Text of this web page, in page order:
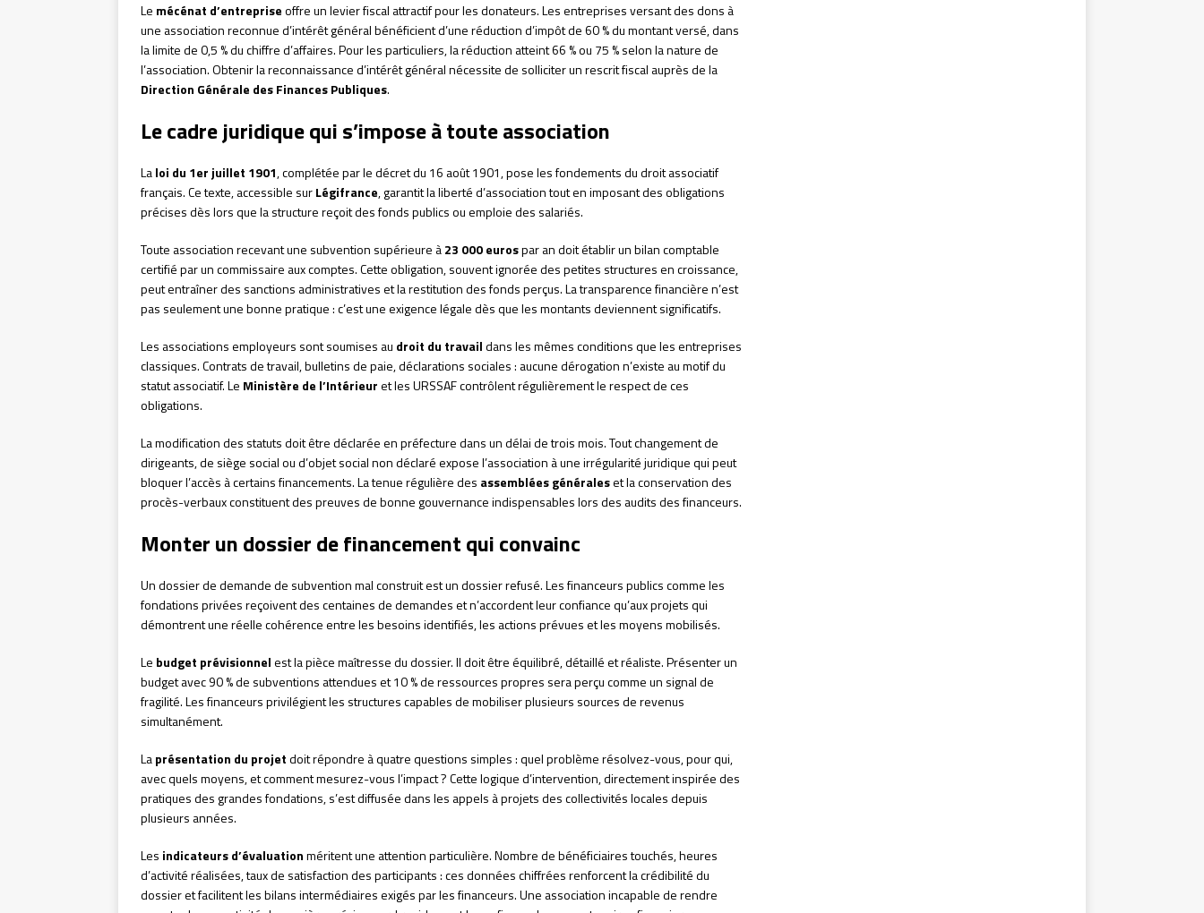
Le mécénat d’entrepriseoffre un levier fiscal attractif pour les donateurs. Les entreprises versant des dons à
une association reconnue d’intérêt général bénéficient d’une réduction d’impôt de 60 % du montant versé, dans
la limite de 0,5 % du chiffre d’affaires. Pour les particuliers, la réduction atteint 66 % ou 75 % selon la nature de
l’association. Obtenir la reconnaissance d’intérêt général nécessite de solliciter un rescrit fiscal auprès de la
Direction Générale des Finances Publiques.
Le cadre juridique qui s’impose à toute association
Laloi du 1er juillet 1901, complétée par le décret du 16 août 1901, pose les fondements du droit associatif
français. Ce texte, accessible surLégifrance, garantit la liberté d’association tout en imposant des obligations
précises dès lors que la structure reçoit des fonds publics ou emploie des salariés.
Toute association recevant une subvention supérieure à23 000 eurospar an doit établir un bilan comptable
certifié par un commissaire aux comptes. Cette obligation, souvent ignorée des petites structures en croissance,
peut entraîner des sanctions administratives et la restitution des fonds perçus. La transparence financière n’est
pas seulement une bonne pratique : c’est une exigence légale dès que les montants deviennent significatifs.
Les associations employeurs sont soumises au droit du travaildans les mêmes conditions que les entreprises
classiques. Contrats de travail, bulletins de paie, déclarations sociales : aucune dérogation n’existe au motif du
statut associatif. Le Ministère de l’Intérieuret les URSSAF contrôlent régulièrement le respect de ces
obligations.
La modification des statuts doit être déclarée en préfecture dans un délai de trois mois. Tout changement de
dirigeants, de siège social ou d’objet social non déclaré expose l’association à une irrégularité juridique qui peut
bloquer l’accès à certains financements. La tenue régulière des assemblées généraleset la conservation des
procès-verbaux constituent des preuves de bonne gouvernance indispensables lors des audits des financeurs.
Monter un dossier de financement qui convainc
Un dossier de demande de subvention mal construit est un dossier refusé. Les financeurs publics comme les
fondations privées reçoivent des centaines de demandes et n’accordent leur confiance qu’aux projets qui
démontrent une réelle cohérence entre les besoins identifiés, les actions prévues et les moyens mobilisés.
Le budget prévisionnelest la pièce maîtresse du dossier. Il doit être équilibré, détaillé et réaliste. Présenter un
budget avec 90 % de subventions attendues et 10 % de ressources propres sera perçu comme un signal de
fragilité. Les financeurs privilégient les structures capables de mobiliser plusieurs sources de revenus
simultanément.
Laprésentation du projetdoit répondre à quatre questions simples : quel problème résolvez-vous, pour qui,
avec quels moyens, et comment mesurez-vous l’impact ? Cette logique d’intervention, directement inspirée des
pratiques des grandes fondations, s’est diffusée dans les appels à projets des collectivités locales depuis
plusieurs années.
Les indicateurs d’évaluationméritent une attention particulière. Nombre de bénéficiaires touchés, heures
d’activité réalisées, taux de satisfaction des participants : ces données chiffrées renforcent la crédibilité du
dossier et facilitent les bilans intermédiaires exigés par les financeurs. Une association incapable de rendre